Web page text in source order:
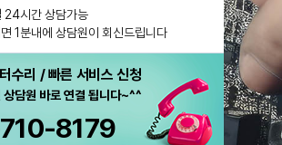
24시간 상담가능
1분내에 상담원이 회신드립니다
수리 / 빠른 서비스 신청
상담원 바로 연결 됩니다~^^
8179